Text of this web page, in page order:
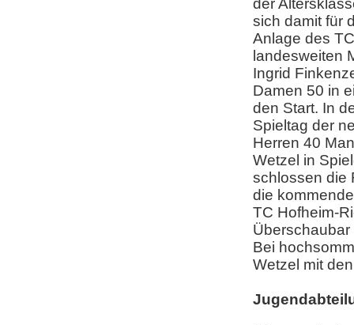
der
sich damit für
Anlage des
landesweiten
Ingrid
Damen 50 in
den Start. In
Spieltag der
Herren 40
Wetzel in
schlossen die
die
TC Hofheim-
Bei
Wetzel mit